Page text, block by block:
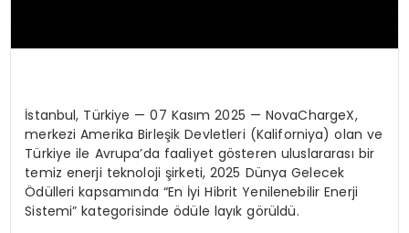
İstanbul, Türkiye — 07 Kasım 2025 — NovaChargeX,
merkezi Amerika Birleşik Devletleri (Kaliforniya) olan ve
Türkiye ile Avrupa’da faaliyet gösteren uluslararası bir
temiz enerji teknoloji şirketi, 2025 Dünya Gelecek
Ödülleri kapsamında “En İyi Hibrit Yenilenebilir Enerji
Sistemi” kategorisinde ödüle layık görüldü.